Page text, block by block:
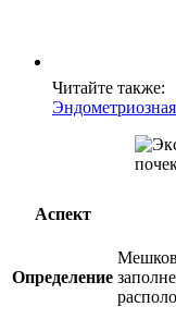
Читайте также:
Аспект
Определение